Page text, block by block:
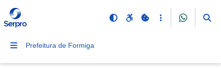
Prefeitura de Formiga